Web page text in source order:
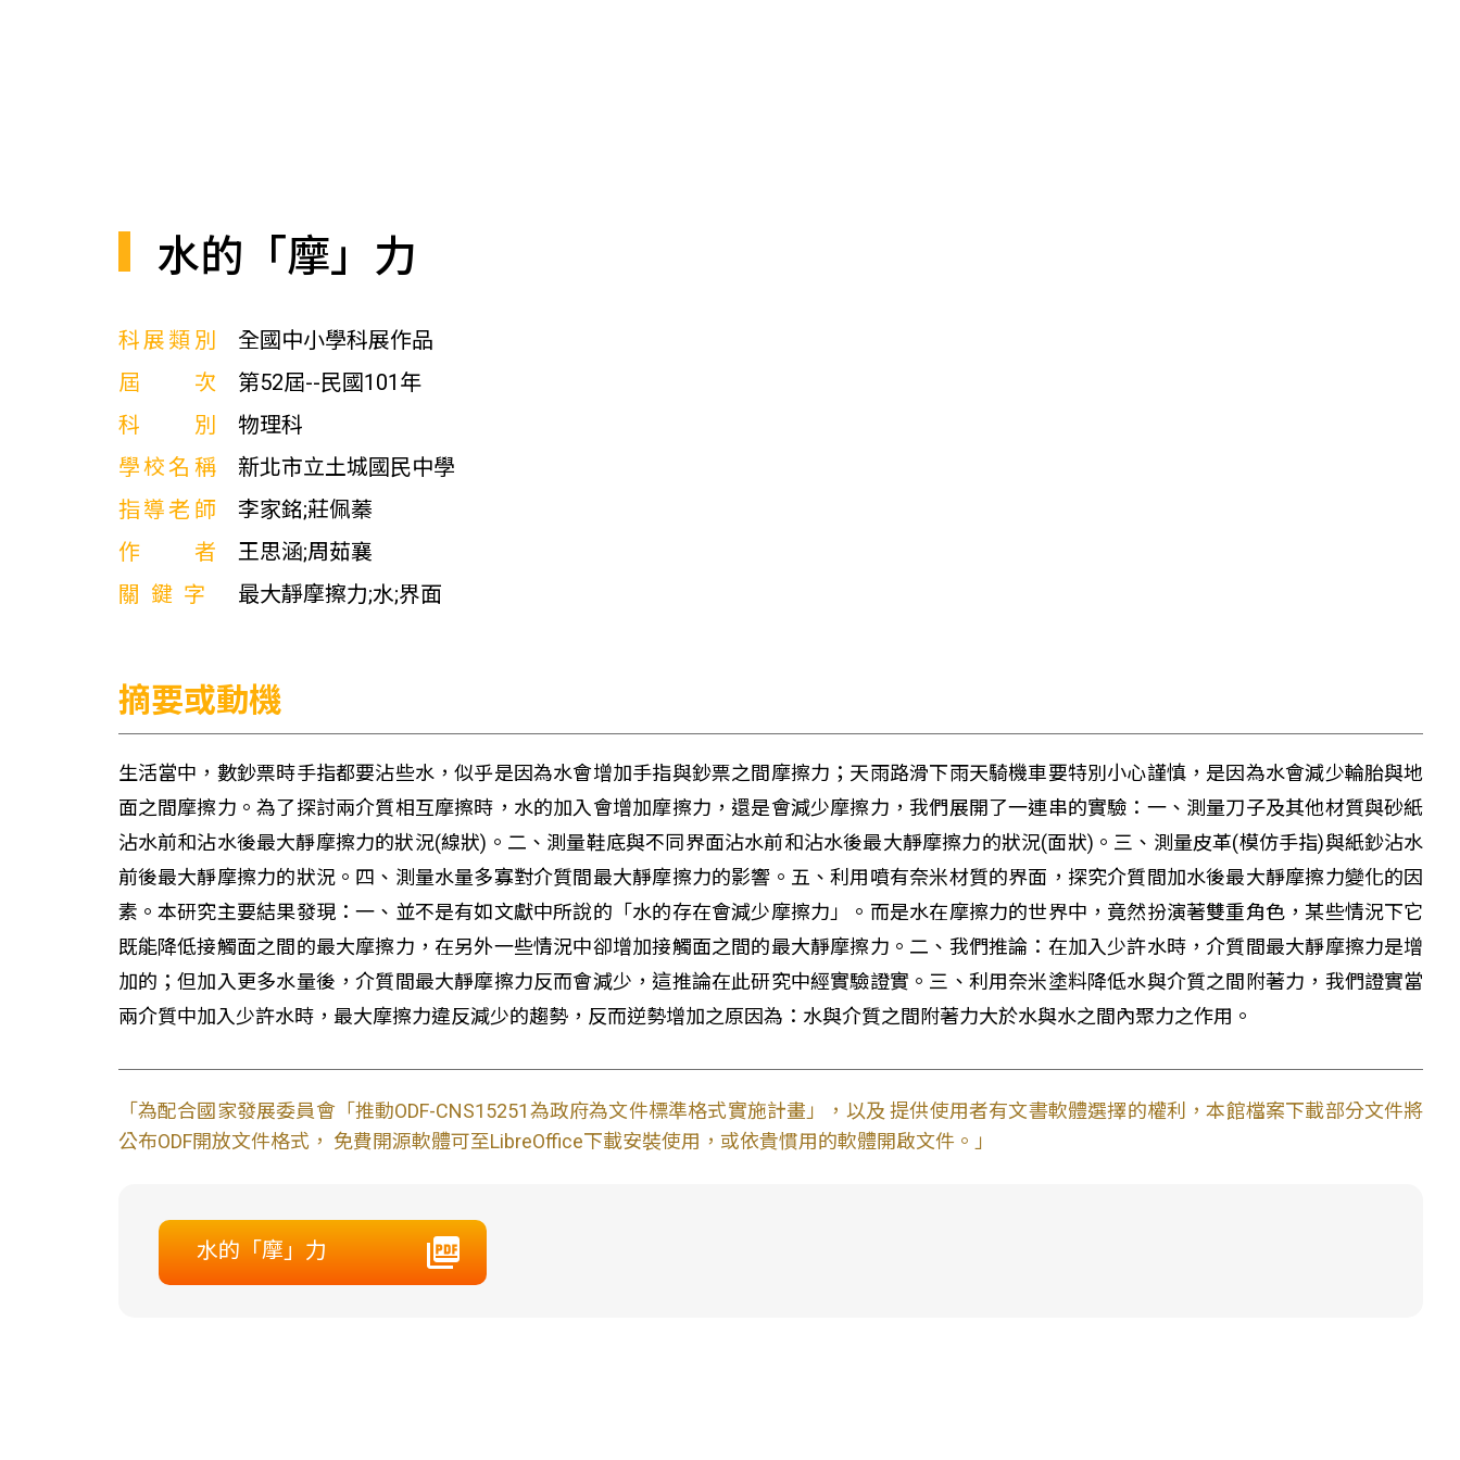
水的「摩」力
科展類別
全國中小學科展作品
屆次
第52屆--民國101年
科別
物理科
學校名稱
新北市立土城國民中學
指導老師
李家銘;莊佩蓁
作者
王思涵;周茹襄
關鍵字
最大靜摩擦力;水;界面
摘要或動機
生活當中，數鈔票時手指都要沾些水，似乎是因為水會增加手指與鈔票之間摩擦力；天雨路滑下雨天騎機車要特別小心謹慎，是因為水會減少輪胎與地
面之間摩擦力。為了探討兩介質相互摩擦時，水的加入會增加摩擦力，還是會減少摩擦力，我們展開了一連串的實驗：一、測量刀子及其他材質與砂紙
沾水前和沾水後最大靜摩擦力的狀況(線狀)。二、測量鞋底與不同界面沾水前和沾水後最大靜摩擦力的狀況(面狀)。三、測量皮革(模仿手指)與紙鈔沾水
前後最大靜摩擦力的狀況。四、測量水量多寡對介質間最大靜摩擦力的影響。五、利用噴有奈米材質的界面，探究介質間加水後最大靜摩擦力變化的因
素。本研究主要結果發現：一、並不是有如文獻中所說的「水的存在會減少摩擦力」。而是水在摩擦力的世界中，竟然扮演著雙重角色，某些情況下它
既能降低接觸面之間的最大摩擦力，在另外一些情況中卻增加接觸面之間的最大靜摩擦力。二、我們推論：在加入少許水時，介質間最大靜摩擦力是增
加的；但加入更多水量後，介質間最大靜摩擦力反而會減少，這推論在此研究中經實驗證實。三、利用奈米塗料降低水與介質之間附著力，我們證實當
兩介質中加入少許水時，最大摩擦力違反減少的趨勢，反而逆勢增加之原因為：水與介質之間附著力大於水與水之間內聚力之作用。
「為配合國家發展委員會「推動ODF-CNS15251為政府為文件標準格式實施計畫」，以及 提供使用者有文書軟體選擇的權利，本館檔案下載部分文件將
公布ODF開放文件格式， 免費開源軟體可至LibreOffice下載安裝使用，或依貴慣用的軟體開啟文件。」
水的「摩」力